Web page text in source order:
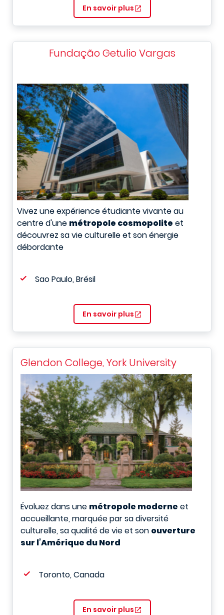
En savoir plus
Fundação Getulio Vargas
Vivez une expérience étudiante vivante au
centre d'une métropole cosmopolite et
découvrez sa vie culturelle et son énergie
débordante
Sao Paulo, Brésil
En savoir plus
Glendon College, York University
Évoluez dans une métropole moderne et
accueillante, marquée par sa diversité
culturelle, sa qualité de vie et son ouverture
sur l’Amérique du Nord
Toronto, Canada
En savoir plus